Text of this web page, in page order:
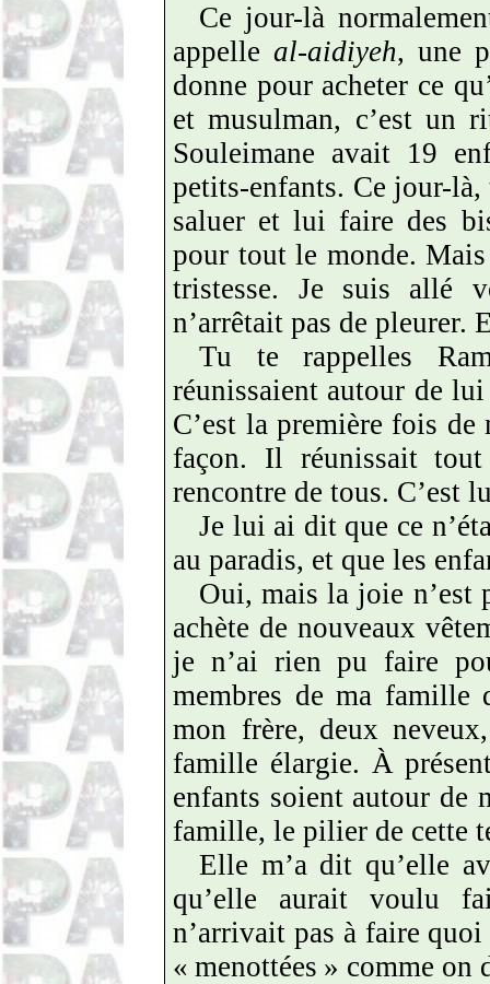
Ce jour-là
appelle al-aidiyeh, une
donne pour acheter ce
et musulman, c’est un
Souleimane avait 19
petits-enfants. Ce jour-
saluer et lui faire des
pour tout le monde.
tristesse. Je suis allé
n’arrêtait pas de pleurer.
Tu te rappelles
réunissaient autour de lui
C’est la première fois de
façon. Il réunissait
rencontre de tous. C’est
Je lui ai dit que ce
au paradis, et que les
Oui, mais la joie n’est
achète de nouveaux
je n’ai rien pu faire
membres de ma famille
mon frère, deux
famille élargie. À
enfants soient autour
famille, le pilier de cette
Elle m’a dit qu’elle
qu’elle aurait voulu
n’arrivait pas à faire
« menottées » comme on